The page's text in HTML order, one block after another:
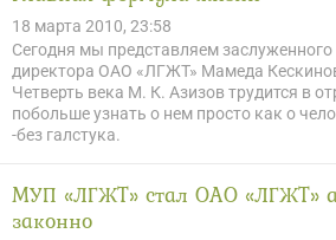
18 марта 2010, 23:58
Сегодня мы представляем
директора ОАО «ЛГЖТ» Мамеда
Четверть века М. К. Азизов трудится в
побольше узнать о нем просто как о
-без галстука.
МУП «ЛГЖТ» стал ОАО «ЛГЖТ»
законно